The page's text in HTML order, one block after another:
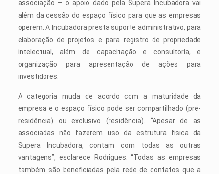
associação – o apoio dado pela Supera Incubadora vai
além da cessão do espaço físico para que as empresas
operem. A Incubadora presta suporte administrativo, para
elaboração de projetos e para registro de propriedade
intelectual, além de capacitação e consultoria, e
organização para apresentação de ações para
investidores.
A categoria muda de acordo com a maturidade da
empresa e o espaço físico pode ser compartilhado (pré-
residência) ou exclusivo (residência). “Apesar de as
associadas não fazerem uso da estrutura física da
Supera Incubadora, contam com todas as outras
vantagens”, esclarece Rodrigues. “Todas as empresas
também são beneficiadas pela rede de contatos que a